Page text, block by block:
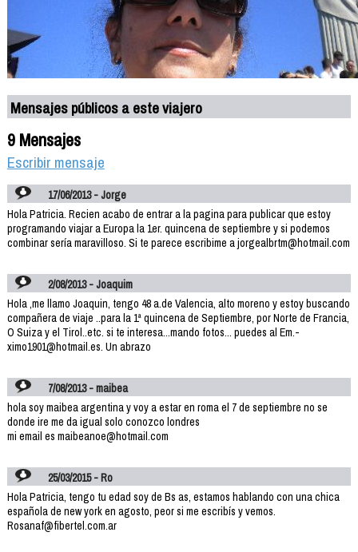
Mensajes públicos a este viajero
9 Mensajes
Escribir mensaje
17/06/2013 - Jorge
Hola Patricia. Recien acabo de entrar a la pagina para publicar que estoy
programando viajar a Europa la 1er. quincena de septiembre y si podemos
combinar sería maravilloso. Si te parece escribime a jorgealbrtm@hotmail.com
2/08/2013 - Joaquim
Hola ,me llamo Joaquin, tengo 48 a.de Valencia, alto moreno y estoy buscando
compañera de viaje ..para la 1ª quincena de Septiembre, por Norte de Francia,
O Suiza y el Tirol..etc. si te interesa...mando fotos... puedes al Em.-
ximo1901@hotmail.es. Un abrazo
7/08/2013 - maibea
hola soy maibea argentina y voy a estar en roma el 7 de septiembre no se
donde ire me da igual solo conozco londres
mi email es maibeanoe@hotmail.com
25/03/2015 - Ro
Hola Patricia, tengo tu edad soy de Bs as, estamos hablando con una chica
española de new york en agosto, peor si me escribís y vemos.
Rosanaf@fibertel.com.ar